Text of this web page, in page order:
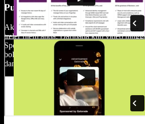
Pustaka Media Tanpa Royalti
Akses pustaka stok tanpa royalti yang luas
treler filem anda. Daripada klip video
Speechify Studio menyediakan koleksi
boleh digunakan oleh pencipta untuk
dan audio hasil produksi berkualiti